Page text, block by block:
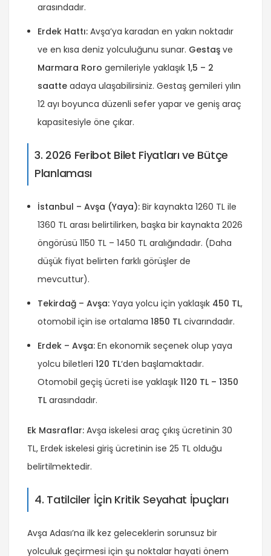
arasındadır.
Erdek Hattı: Avşa’ya karadan en yakın noktadır
ve en kısa deniz yolculuğunu sunar. Gestaş ve
Marmara Roro gemileriyle yaklaşık 1,5 – 2
saatte adaya ulaşabilirsiniz. Gestaş gemileri yılın
12 ayı boyunca düzenli sefer yapar ve geniş araç
kapasitesiyle öne çıkar.
3. 2026 Feribot Bilet Fiyatları ve Bütçe
Planlaması
İstanbul – Avşa (Yaya): Bir kaynakta 1260 TL ile
1360 TL arası belirtilirken, başka bir kaynakta 2026
öngörüsü 1150 TL – 1450 TL aralığındadır. (Daha
düşük fiyat belirten farklı görüşler de
mevcuttur).
Tekirdağ – Avşa: Yaya yolcu için yaklaşık 450 TL,
otomobil için ise ortalama 1850 TL civarındadır.
Erdek – Avşa: En ekonomik seçenek olup yaya
yolcu biletleri 120 TL‘den başlamaktadır.
Otomobil geçiş ücreti ise yaklaşık 1120 TL – 1350
TL arasındadır.
Ek Masraflar: Avşa iskelesi araç çıkış ücretinin 30
TL, Erdek iskelesi giriş ücretinin ise 25 TL olduğu
belirtilmektedir.
4. Tatilciler İçin Kritik Seyahat İpuçları
Avşa Adası’na ilk kez geleceklerin sorunsuz bir
yolculuk geçirmesi için şu noktalar hayati önem